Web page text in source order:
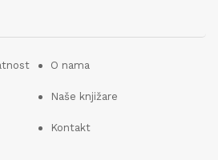
O nama
Naše knjižare
Kontakt